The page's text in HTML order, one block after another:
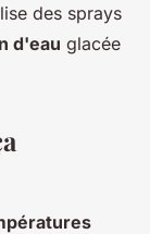
des sprays
d'eau glacée